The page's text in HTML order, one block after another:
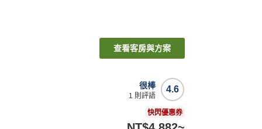
查看客房與方案
4.6
很棒
1 則評語
快閃優惠券